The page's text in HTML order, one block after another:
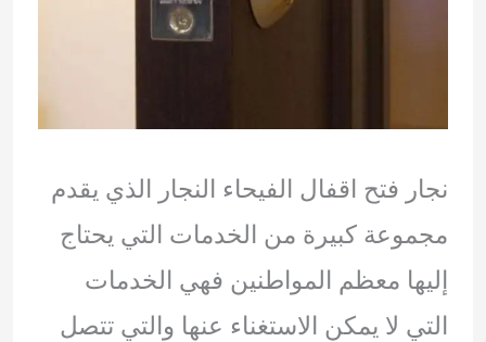
نجار فتح اقفال الفيحاء النجار الذي يقدم
مجموعة كبيرة من الخدمات التي يحتاج
إليها معظم المواطنين فهي الخدمات
التي لا يمكن الاستغناء عنها والتي تتصل